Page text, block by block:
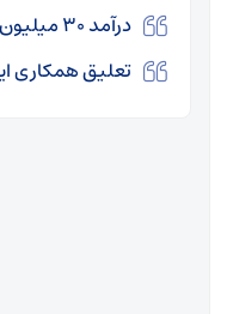
درآمد ۳۰ میلیون تومانی خط قرمز دولت شد
تعلیق همکاری